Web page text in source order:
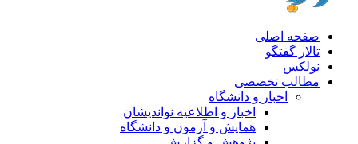
صفحه اصلی
تالار گفتگو
نولکس
مطالب تخصصی
اخبار و دانشگاه
اخبار و اطلاعیه نواندیشان
همایش و آزمون و دانشگاه